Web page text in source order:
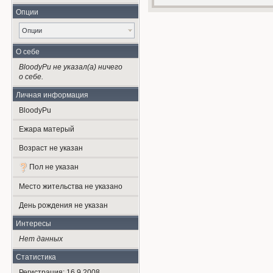
Опции
Опции
О себе
BloodyPu не указал(а) ничего
о себе.
Личная информация
BloodyPu
Ежара матерый
Возраст не указан
Пол не указан
Место жительства не указано
День рождения не указан
Интересы
Нет данных
Статистика